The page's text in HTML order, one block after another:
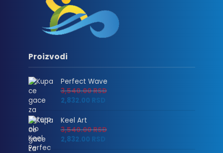
Proizvodi
Perfect Wave
3,540.00RSD
2,832.00 RSD
Keel Art
3,540.00RSD
2,832.00 RSD